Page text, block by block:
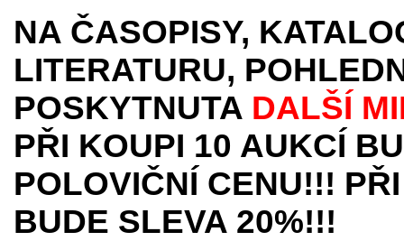
NA ČASOPISY,
LITERATURU,
POSKYTNUTA DALŠÍ
PŘI KOUPI 10 AUKCÍ
POLOVIČNÍ CENU!!!
BUDE SLEVA 20%!!!